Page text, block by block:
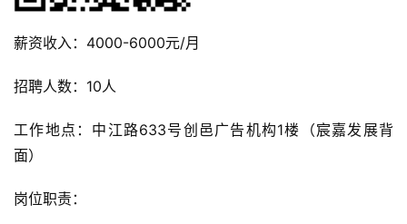
薪资收入：4000-6000元/月
招聘人数：10人
工作地点：中江路633号创邑广告机构1楼（宸嘉发展背
面）
岗位职责：